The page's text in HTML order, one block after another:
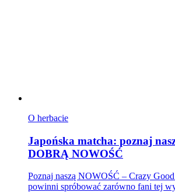
O herbacie
Japońska matcha: poznaj
DOBRĄ NOWOŚĆ
Poznaj naszą NOWOŚĆ – Crazy
powinni spróbować zarówno fani tej